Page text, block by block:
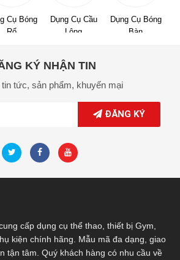
Cụ Bóng
Rổ
Dụng Cụ Cầu
Lông
Dụng Cụ Bóng
Bàn
KÝ NHẬN TIN
tin tức, sản phẩm, khuyến mại
ĐĂNG KÝ
cấp dụng cụ thể thao, thiết bị Gym,
kiện chính hãng. Mẫu mã đa dạng, giao
tận tâm. Quý khách hàng có nhu cầu về